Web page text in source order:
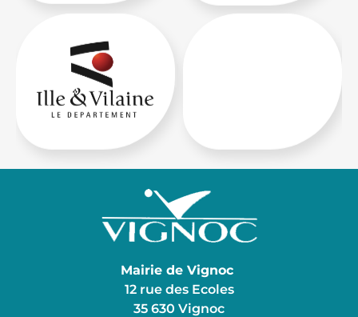
Mairie de Vignoc
12 rue des Ecoles
35 630 Vignoc